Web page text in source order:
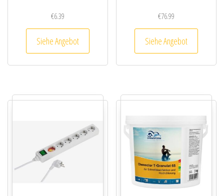
€6.39
Siehe Angebot
€76.99
Siehe Angebot